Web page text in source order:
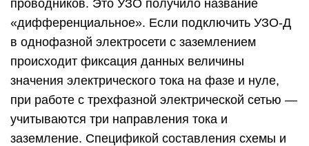
проводников. Это УЗО получило название
«дифференциальное». Если подключить УЗО-Д
в однофазной электросети с заземлением
происходит фиксация данных величины
значения электрического тока на фазе и нуле,
при работе с трехфазной электрической сетью —
учитываются три направления тока и
заземление. Спецификой составления схемы и